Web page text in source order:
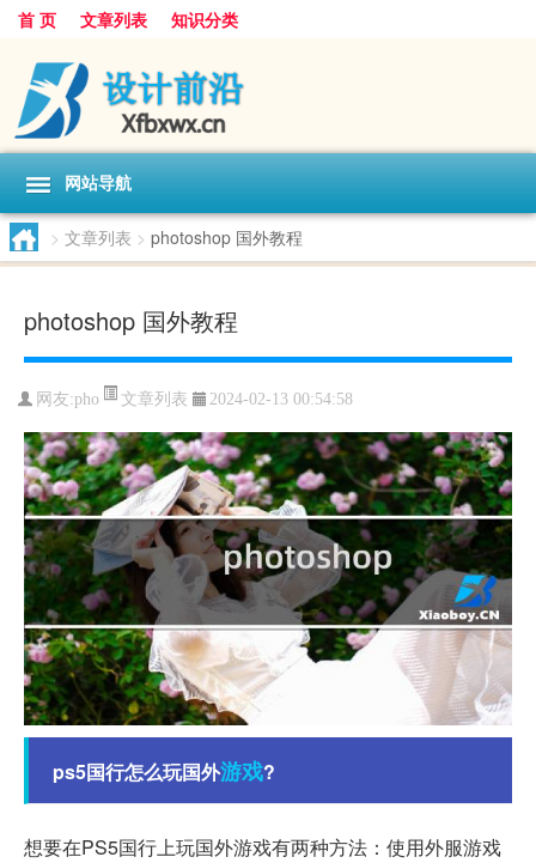
首 页 文章列表 知识分类
网站导航
> 文章列表 > photoshop 国外教程
photoshop 国外教程
网友:pho 文章列表 2024-02-13 00:54:58
ps5国行怎么玩国外游戏?
想要在PS5国行上玩国外游戏有两种方法：使用外服游戏